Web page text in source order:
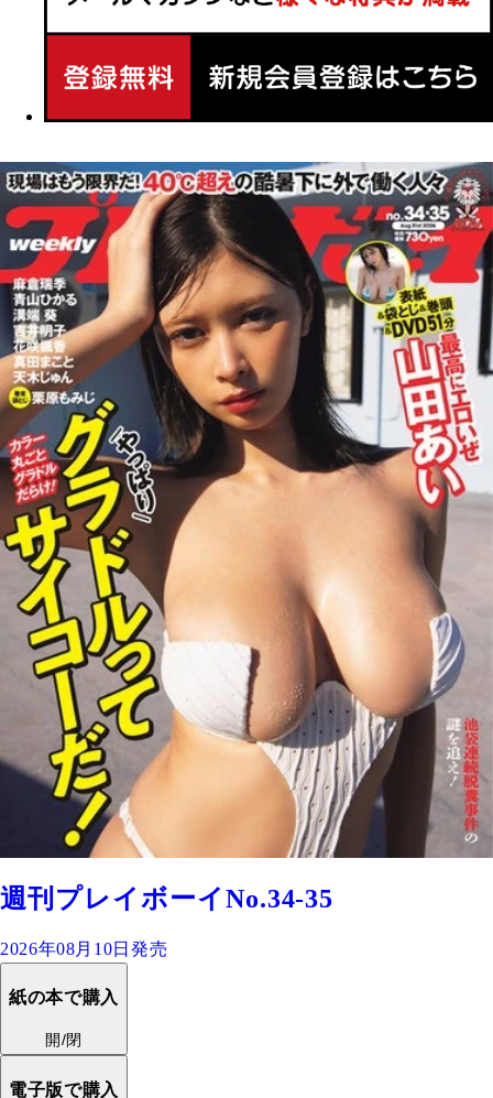
週刊プレイボーイNo.34-35
2026年08月10日発売
紙の本で購入
開/閉
電子版で購入